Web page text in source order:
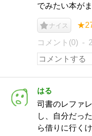
でみたい本が
ナイス
コメント(0)
はる
司書のレファ
し、自分だっ
ら借りに行く